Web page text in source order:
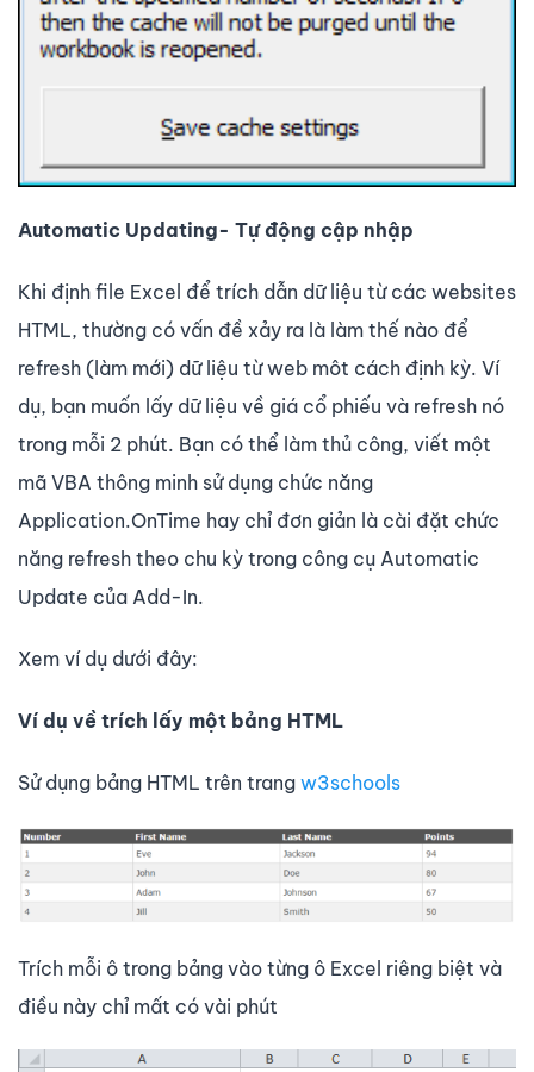
Automatic Updating- Tự động cập nhập
Khi định file Excel để trích dẫn dữ liệu từ các websites
HTML, thường có vấn đề xảy ra là làm thế nào để
refresh (làm mới) dữ liệu từ web môt cách định kỳ. Ví
dụ, bạn muốn lấy dữ liệu về giá cổ phiếu và refresh nó
trong mỗi 2 phút. Bạn có thể làm thủ công, viết một
mã VBA thông minh sử dụng chức năng
Application.OnTime hay chỉ đơn giản là cài đặt chức
năng refresh theo chu kỳ trong công cụ Automatic
Update của Add-In.
Xem ví dụ dưới đây:
Ví dụ về trích lấy một bảng HTML
Sử dụng bảng HTML trên trang w3schools
Trích mỗi ô trong bảng vào từng ô Excel riêng biệt và
điều này chỉ mất có vài phút